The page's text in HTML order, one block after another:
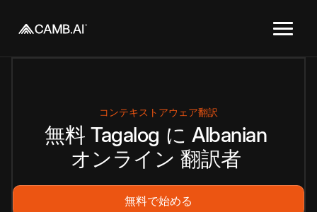
コンテキストアウェア翻訳
無料 Tagalog に Albanian
オンライン 翻訳者
無料で始める